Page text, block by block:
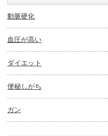
動脈硬化
血圧が高い
ダイエット
便秘しがち
ガン